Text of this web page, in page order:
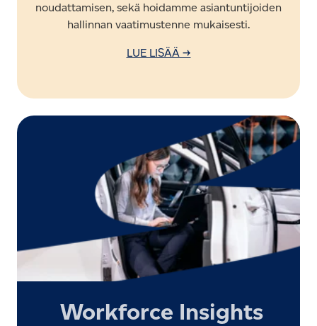
noudattamisen, sekä hoidamme asiantuntijoiden
hallinnan vaatimustenne mukaisesti.
LUE LISÄÄ →
Workforce Insights